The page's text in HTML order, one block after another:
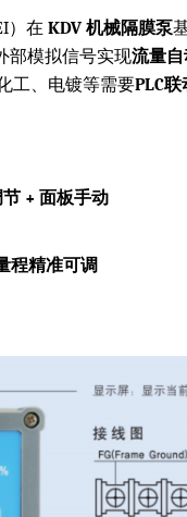
）在KDV 机械隔膜泵
部模拟信号实现流量
工、电镀等需要PLC
+ 面板手动
程精准可调